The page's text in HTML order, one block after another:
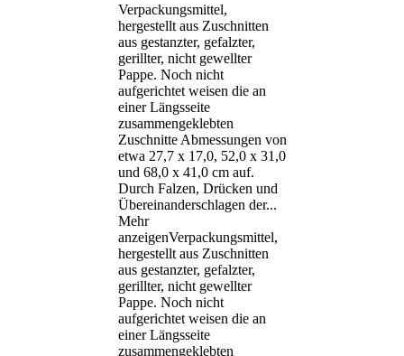
Verpackungsmittel,
hergestellt aus Zuschnitten
aus gestanzter, gefalzter,
gerillter, nicht gewellter
Pappe. Noch nicht
aufgerichtet weisen die an
einer Längsseite
zusammengeklebten
Zuschnitte Abmessungen von
etwa 27,7 x 17,0, 52,0 x 31,0
und 68,0 x 41,0 cm auf.
Durch Falzen, Drücken und
Übereinanderschlagen der...
Mehr
anzeigenVerpackungsmittel,
hergestellt aus Zuschnitten
aus gestanzter, gefalzter,
gerillter, nicht gewellter
Pappe. Noch nicht
aufgerichtet weisen die an
einer Längsseite
zusammengeklebten